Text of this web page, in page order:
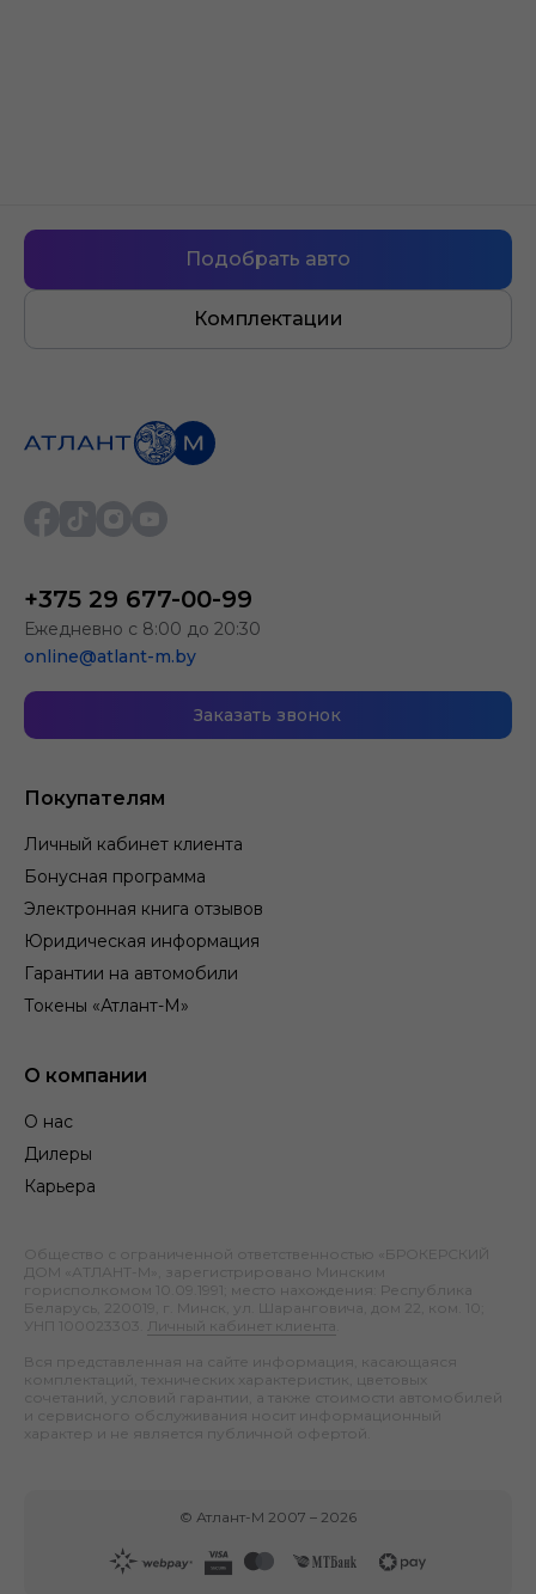
автомобили Jetour
5 лет
или 200 000 км пробега
Подобрать авто
Комплектации
Покупателям
Личный кабинет клиента
Бонусная программа
Электронная книга отзывов
Юридическая информация
Гарантии на автомобили
Токены «Атлант-М»
О компании
О нас
Дилеры
Карьера
+375 29 677-00-99
Ежедневно с 8:00 до 20:30
online@atlant-m.by
Заказать звонок
Общество с ограниченной ответственностью «БРОКЕРСКИЙ
ДОМ «АТЛАНТ-М», зарегистрировано Минским
горисполкомом 10.09.1991; место нахождения: Республика
Беларусь, 220019, г. Минск, ул. Шаранговича, дом 22, ком. 10;
УНП 100023303.
Личный кабинет клиента
Вся представленная на сайте информация, касающаяся
комплектаций, технических характеристик, цветовых
сочетаний, условий гарантии, а также стоимости автомобилей
и сервисного обслуживания носит информационный
характер и не является публичной офертой.
© Атлант-М 2007 – 2026